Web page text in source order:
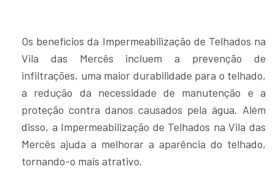
Os benefícios da Impermeabilização de Telhados na
Vila das Mercês incluem a prevenção de
infiltrações, uma maior durabilidade para o telhado,
a redução da necessidade de manutenção e a
proteção contra danos causados pela água. Além
disso, a Impermeabilização de Telhados na Vila das
Mercês ajuda a melhorar a aparência do telhado,
tornando-o mais atrativo.